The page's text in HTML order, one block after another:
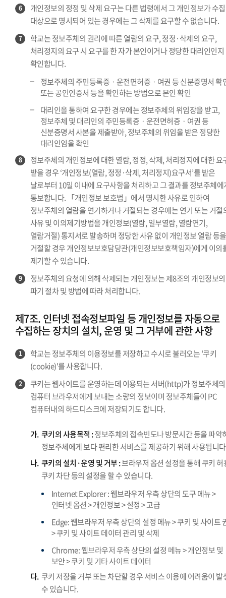
6
개인정보의 정정 및 삭제 요구는 다른 법령에서 그 개인정보가 수집
대상으로 명시되어 있는 경우에는 그 삭제를 요구할 수 없습니다.
7
학교는 정보주체의 권리에 따른 열람의 요구, 정정·삭제의 요구,
처리정지의 요구 시 요구를 한 자가 본인이거나 정당한 대리인인지
확인합니다.
정보주체의 주민등록증ㆍ운전면허증ㆍ여권 등 신분증명서 확
또는 공인인증서 등을 확인하는 방법으로 본인 확인
대리인을 통하여 요구한 경우에는 정보주체의 위임장을 받고,
정보주체 및 대리인의 주민등록증ㆍ운전면허증ㆍ여권 등
신분증명서 사본을 제출받아, 정보주체의 위임을 받은 정당한
대리인임을 확인
8
정보주체의 개인정보에 대한 열람, 정정, 삭제, 처리정지에 대한 요
받을 경우 ‘개인정보(열람, 정정·삭제, 처리정지)요구서’를 받은
날로부터 10일 이내에 요구사항을 처리하고 그 결과를 정보주체에
통보합니다. 「개인정보 보호법」에서 명시한 사유로 인하여
정보주체의 열람을 연기하거나 거절되는 경우에는 연기 또는 거절
사유 및 이의제기방법을 개인정보(열람, 일부열람, 열람연기,
열람거절) 통지서로 발송하며 정당한 사유 없이 개인정보 열람 등을
거절할 경우 개인정보보호담당관(개인정보보호책임자)에게 이의
제기할 수 있습니다.
9
정보주체의 요청에 의해 삭제되는 개인정보는 제8조의 개인정보의
파기 절차 및 방법에 따라 처리합니다.
제7조. 인터넷 접속정보파일 등 개인정보를 자동으로
수집하는 장치의 설치, 운영 및 그 거부에 관한 사항
1
학교는 정보주체의 이용정보를 저장하고 수시로 불러오는 '쿠키
(cookie)'를 사용합니다.
2
쿠키는 웹사이트를 운영하는데 이용되는 서버(http)가 정보주체의
컴퓨터 브라우저에게 보내는 소량의 정보이며 정보주체들이 PC
컴퓨터내의 하드디스크에 저장되기도 합니다.
가. 쿠키의 사용목적 :정보주체의 접속빈도나 방문시간 등을 파악
정보주체에게 보다 편리한 서비스를 제공하기 위해 사용됩니
나. 쿠키의 설치·운영 및 거부 :브라우저 옵션 설정을 통해 쿠키 허
쿠키 차단 등의 설정을 할 수 있습니다.
Internet Explorer : 웹브라우저 우측 상단의 도구 메뉴 >
인터넷 옵션 > 개인정보 > 설정 > 고급
Edge: 웹브라우저 우측 상단의 설정 메뉴 > 쿠키 및 사이트
> 쿠키 및 사이트 데이터 관리 및 삭제
Chrome: 웹브라우저 우측 상단의 설정 메뉴 > 개인정보 및
보안 > 쿠키 및 기타 사이트 데이터
다. 쿠키 저장을 거부 또는 차단할 경우 서비스 이용에 어려움이 발
수 있습니다.